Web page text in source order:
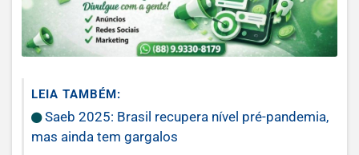
LEIA TAMBÉM:
Saeb 2025: Brasil recupera nível pré-pandemia,
mas ainda tem gargalos